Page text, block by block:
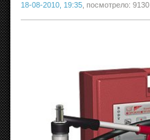
18-08-2010, 19:35 , посмотрело: 9130